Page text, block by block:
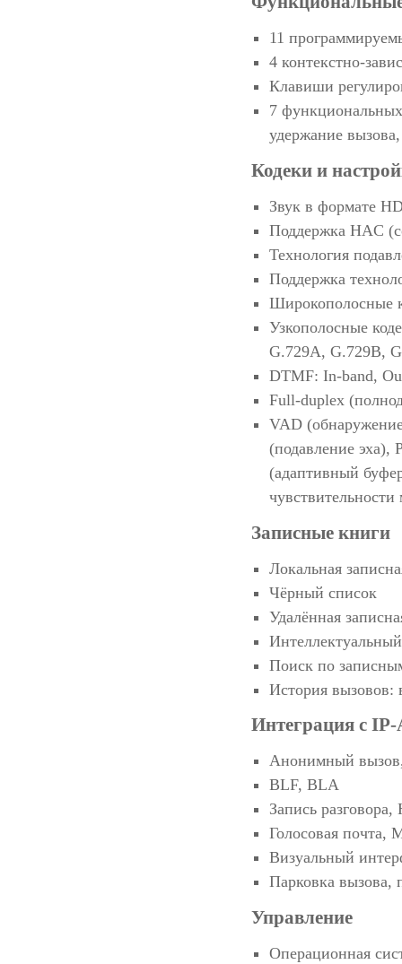
11
4 контекстно-
Клавиши
7
удержание
Кодеки и
Звук в формате
Поддержка HAC
Технология
Поддержка
Широкополосные
Узкополосные
G.729A, G.729B,
DTMF: In-band,
Full-duplex
VAD
(подавление эха),
(адаптивный
Записные книги
Локальная
Чёрный список
Удалённая
Поиск по
История вызовов:
Интеграция с
Анонимный
BLF, BLA
Запись
Голосовая почта,
Визуальный
Парковка вызова,
Управление
Операционная